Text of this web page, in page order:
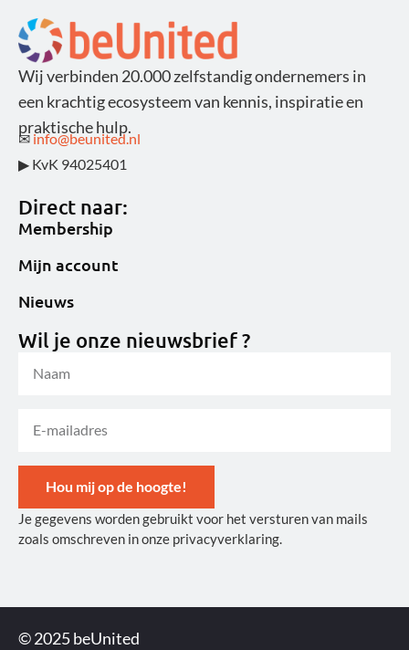
Wij verbinden 20.000 zelfstandig ondernemers in
een krachtig ecosysteem van kennis, inspiratie en
praktische hulp.
✉ info@beunited.nl
▶ KvK 94025401
Direct naar:
Membership
Mijn account
Nieuws
Wil je onze nieuwsbrief ?
Hou mij op de hoogte!
Alternative:
Je gegevens worden gebruikt voor het versturen van mails
zoals omschreven in onze privacyverklaring.
© 2025 beUnited